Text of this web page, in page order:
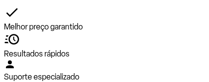
Melhor preço garantido
Resultados rápidos
Suporte especializado